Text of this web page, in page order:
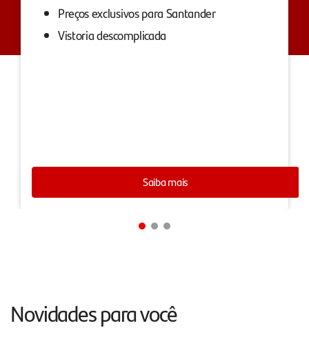
Preços exclusivos para Santander
Vistoria descomplicada
Saiba mais
Novidades para você